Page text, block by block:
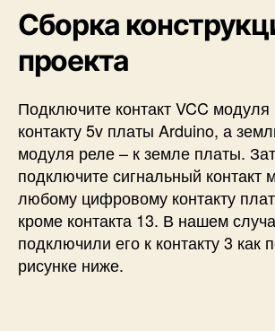
Сборка
проекта
Подключите контакт VCC модуля
контакту 5v платы Arduino, а
модуля реле – к земле платы.
подключите сигнальный контакт
любому цифровому контакту
кроме контакта 13. В нашем
подключили его к контакту 3 как
рисунке ниже.